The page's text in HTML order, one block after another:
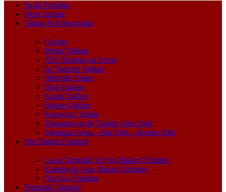
Sıcak Fırsatlar
Nem Alıcılar
Yağlar & Kimyasallar
Gresler
Motor Yağları
ATF Direksiyon Sıvısı
Isı Transfer Yağları
Hidrolik Yağlar
Dişli Yağları
Kızak Yağları
Bakım Yağları
Koruyucu Yağlar
Transmisyon & Traktör Arka Yağı
Soğutma Sıvısı – Bor Yağı – Kesme Yağı
Oto Bakım Ürünleri
Local Temizlik Ve Oto Bakım Ürünleri
Katkılar & Araç Bakım Ürünleri
Oto Kış Ürünleri
Temizlik Ürünleri